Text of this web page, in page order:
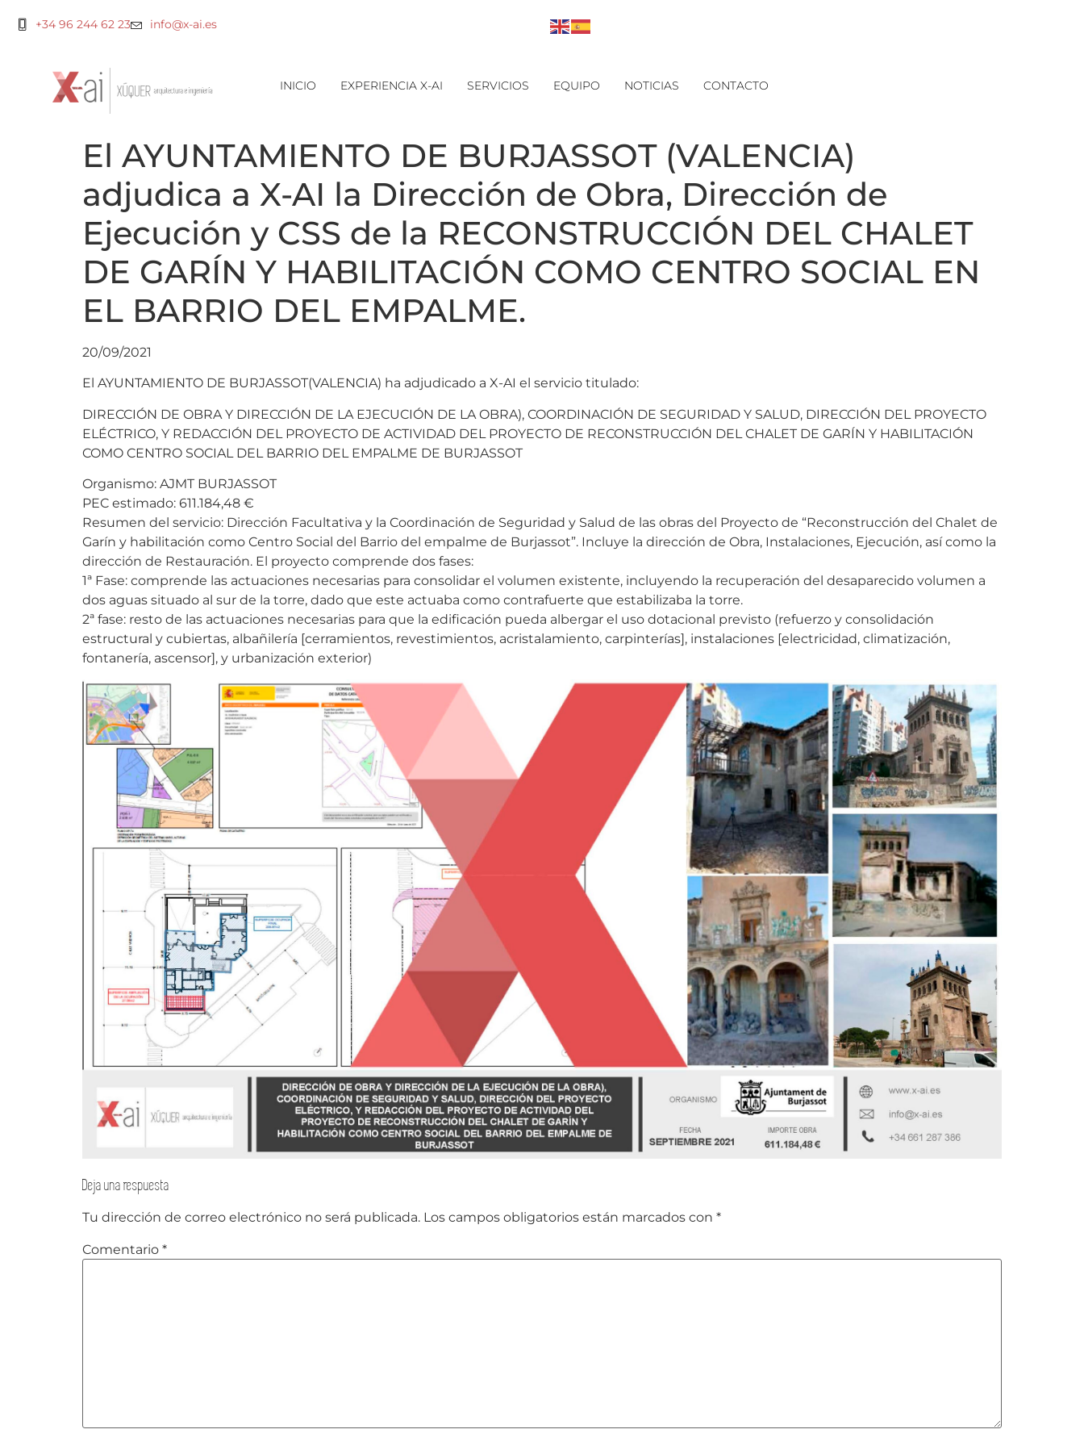
+34 96 244 62 23 info@x-ai.es
INICIO EXPERIENCIA X-AI SERVICIOS EQUIPO NOTICIAS CONTACTO
El AYUNTAMIENTO DE BURJASSOT (VALENCIA)
adjudica a X-AI la Dirección de Obra, Dirección de
Ejecución y CSS de la RECONSTRUCCIÓN DEL CHALET
DE GARÍN Y HABILITACIÓN COMO CENTRO SOCIAL EN
EL BARRIO DEL EMPALME.
20/09/2021
El AYUNTAMIENTO DE BURJASSOT(VALENCIA) ha adjudicado a X-AI el servicio titulado:
DIRECCIÓN DE OBRA Y DIRECCIÓN DE LA EJECUCIÓN DE LA OBRA), COORDINACIÓN DE SEGURIDAD Y SALUD, DIRECCIÓN DEL PROYECTO
ELÉCTRICO, Y REDACCIÓN DEL PROYECTO DE ACTIVIDAD DEL PROYECTO DE RECONSTRUCCIÓN DEL CHALET DE GARÍN Y HABILITACIÓN
COMO CENTRO SOCIAL DEL BARRIO DEL EMPALME DE BURJASSOT
Organismo: AJMT BURJASSOT
PEC estimado: 611.184,48 €
Resumen del servicio: Dirección Facultativa y la Coordinación de Seguridad y Salud de las obras del Proyecto de “Reconstrucción del Chalet de
Garín y habilitación como Centro Social del Barrio del empalme de Burjassot”. Incluye la dirección de Obra, Instalaciones, Ejecución, así como la
dirección de Restauración. El proyecto comprende dos fases:
1ª Fase: comprende las actuaciones necesarias para consolidar el volumen existente, incluyendo la recuperación del desaparecido volumen a
dos aguas situado al sur de la torre, dado que este actuaba como contrafuerte que estabilizaba la torre.
2ª fase: resto de las actuaciones necesarias para que la edificación pueda albergar el uso dotacional previsto (refuerzo y consolidación
estructural y cubiertas, albañilería [cerramientos, revestimientos, acristalamiento, carpinterías], instalaciones [electricidad, climatización,
fontanería, ascensor], y urbanización exterior)
Deja una respuesta
Tu dirección de correo electrónico no será publicada. Los campos obligatorios están marcados con *
Comentario *